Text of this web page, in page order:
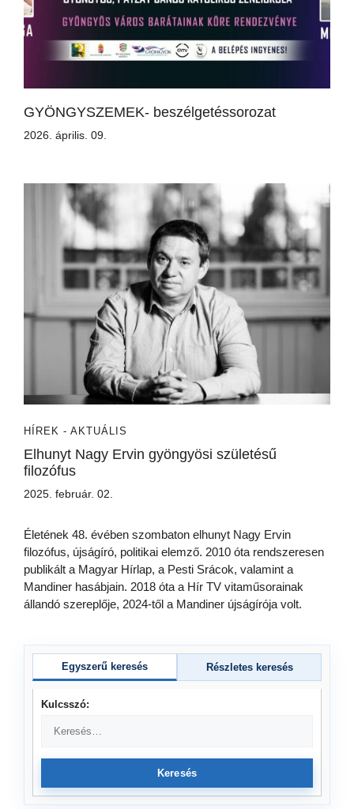
GYÖNGYSZEMEK- beszélgetéssorozat
2026. április. 09.
HÍREK - AKTUÁLIS
Elhunyt Nagy Ervin gyöngyösi születésű
filozófus
2025. február. 02.
Életének 48. évében szombaton elhunyt Nagy Ervin
filozófus, újságíró, politikai elemző. 2010 óta rendszeresen
publikált a Magyar Hírlap, a Pesti Srácok, valamint a
Mandiner hasábjain. 2018 óta a Hír TV vitaműsorainak
állandó szereplője, 2024-től a Mandiner újságírója volt.
Egyszerű keresés Részletes keresés
Kulcsszó:
Keresés